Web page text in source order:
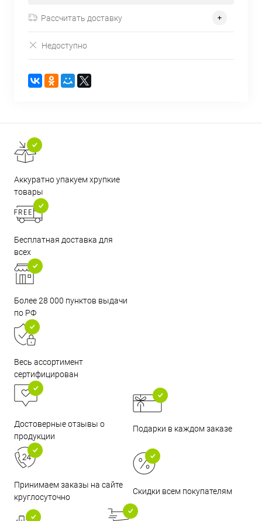
Рассчитать доставку
Недоступно
Аккуратно упакуем хрупкие
товары
Бесплатная доставка для
всех
Более 28 000 пунктов выдачи
по РФ
Весь ассортимент
сертифицирован
Достоверные отзывы о
продукции
Подарки в каждом заказе
Принимаем заказы на сайте
круглосуточно
Скидки всем покупателям